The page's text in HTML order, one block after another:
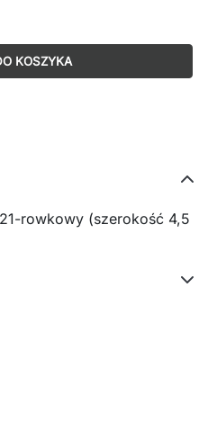
KOSZYKA
rowkowy (szerokość 4,5